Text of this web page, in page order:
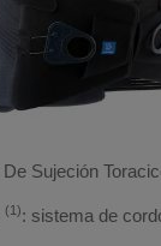
Sujeción
(1): sistema de